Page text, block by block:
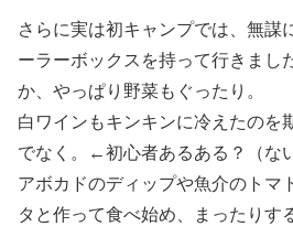
さらに実は初キャンプでは、無謀
ーラーボックスを持って行きまし
か、やっぱり野菜もぐったり。
白ワインもキンキンに冷えたのを
でなく。←初心者あるある？（な
アボカドのディップや魚介のトマ
タと作って食べ始め、まったりす